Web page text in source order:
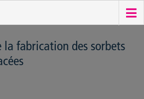
la fabrication des sorbets